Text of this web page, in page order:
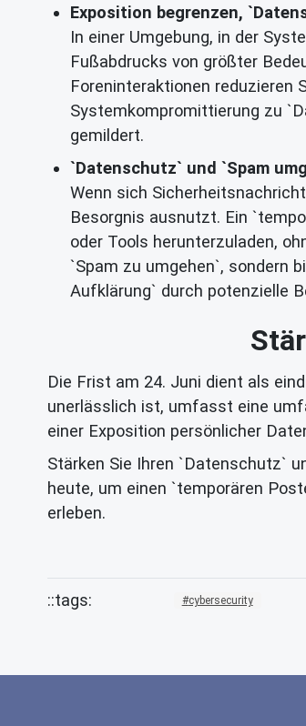
Exposition begrenzen,
In einer Umgebung, in der
Fußabdrucks von größter
Foreninteraktionen reduzieren
Systemkompromittierung zu
gemildert.
`Datenschutz` und `Spam
Wenn sich
Besorgnis ausnutzt. Ein
oder Tools herunterzuladen,
`Spam zu umgehen`, sondern
Aufklärung` durch potenzielle
Die Frist am 24. Juni dient als
unerlässlich ist, umfasst eine
einer Exposition persönlicher
Stärken Sie Ihren `Datenschutz`
heute, um einen `temporären
erleben.
cybersecurity